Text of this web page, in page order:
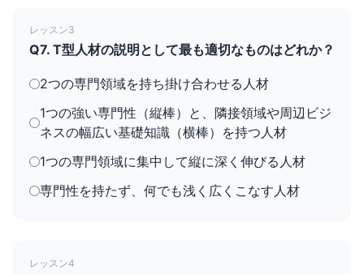
レッスン3
Q7. T型人材の説明として最も適切なものはどれか？
2つの専門領域を持ち掛け合わせる人材
1つの強い専門性（縦棒）と、隣接領域や周辺ビジ
ネスの幅広い基礎知識（横棒）を持つ人材
1つの専門領域に集中して縦に深く伸びる人材
専門性を持たず、何でも浅く広くこなす人材
レッスン4